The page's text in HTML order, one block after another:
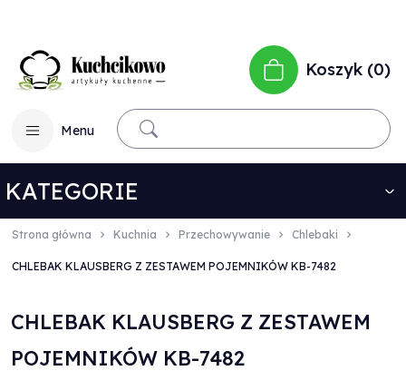
Menu
Koszyk 0
KATEGORIE
Strona główna Kuchnia Przechowywanie Chlebaki
CHLEBAK KLAUSBERG Z ZESTAWEM POJEMNIKÓW KB-7482
CHLEBAK KLAUSBERG Z ZESTAWEM
POJEMNIKÓW KB-7482